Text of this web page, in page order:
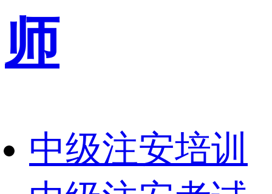
师
中级注安培训